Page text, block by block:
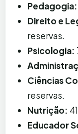
Pedagogia:
Direito e
reservas.
Psicologia:
Ciências
reservas.
Nutrição:
Educador